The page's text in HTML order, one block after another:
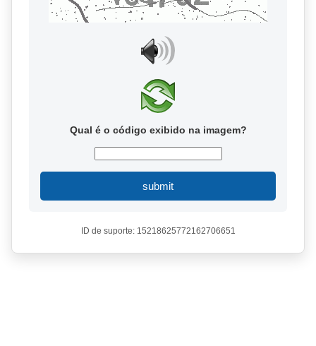
Qual é o código exibido na imagem?
submit
ID de suporte: 15218625772162706651